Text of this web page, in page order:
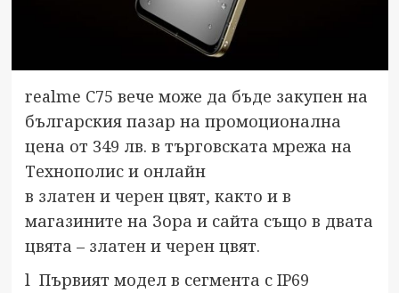
realme C75 вече може да бъде закупен на
българския пазар на промоционална
цена от 349 лв. в търговската мрежа на
Технополис и онлайн
в златени черенцвят, както и в
магазините на Зора и сайта също в двата
цвята – златеничеренцвят.
l Първият модел в сегмента с IP69